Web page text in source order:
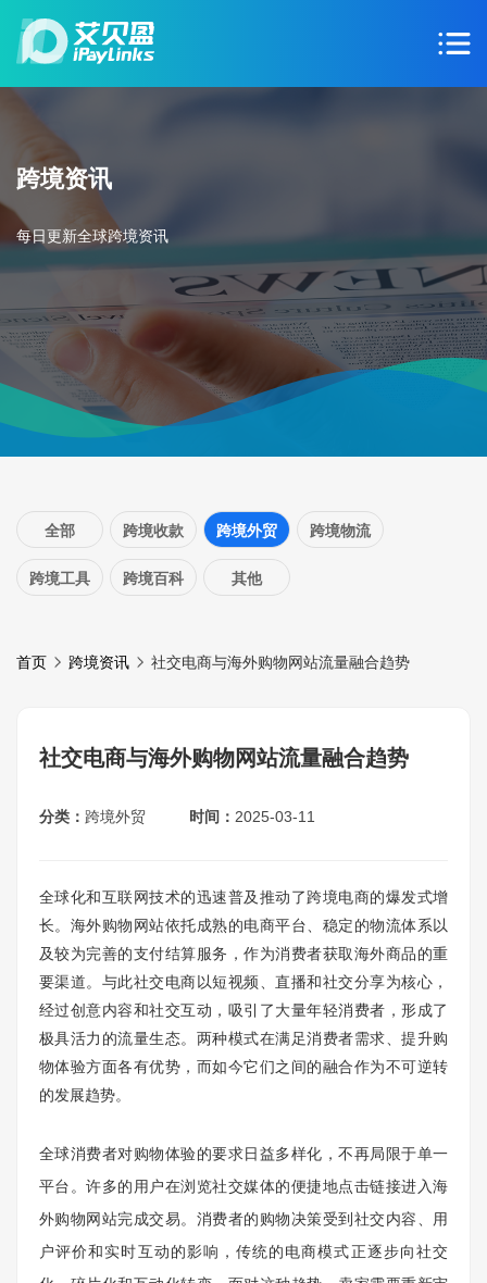
跨境资讯
每日更新全球跨境资讯
全部 跨境收款 跨境外贸 跨境物流
跨境工具 跨境百科 其他
首页 跨境资讯 社交电商与海外购物网站流量融合趋势
社交电商与海外购物网站流量融合趋势
分类： 跨境外贸 时间： 2025-03-11
全球化和互联网技术的迅速普及推动了跨境电商的爆发式增
长。海外购物网站依托成熟的电商平台、稳定的物流体系以
及较为完善的支付结算服务，作为消费者获取海外商品的重
要渠道。与此社交电商以短视频、直播和社交分享为核心，
经过创意内容和社交互动，吸引了大量年轻消费者，形成了
极具活力的流量生态。两种模式在满足消费者需求、提升购
物体验方面各有优势，而如今它们之间的融合作为不可逆转
的发展趋势。
全球消费者对购物体验的要求日益多样化，不再局限于单一
平台。许多的用户在浏览社交媒体的便捷地点击链接进入海
外购物网站完成交易。消费者的购物决策受到社交内容、用
户评价和实时互动的影响，传统的电商模式正逐步向社交